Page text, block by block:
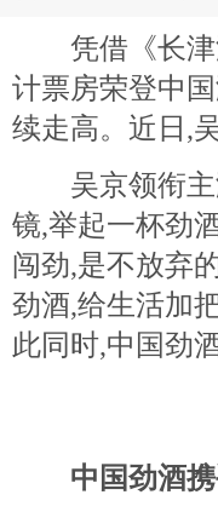
凭借《长津
计票房荣登中
续走高。近日,
吴京领衔主
镜,举起一杯劲
闯劲,是不放弃
劲酒,给生活加
此同时,中国劲
中国劲酒携